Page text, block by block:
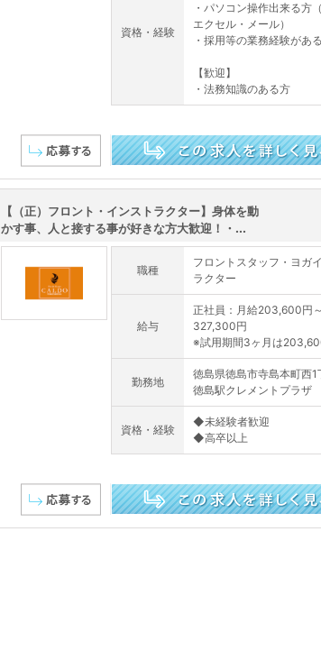
資格・経験
・パソコン操作出来る方
エクセル・メール）
・採用等の業務経験があ
【歓迎】
・法務知識のある方
【（正）フロント・インストラクター】身体を動
かす事、人と接する事が好きな方大歓迎！・...
職種
フロントスタッフ・ヨガ
ラクター
給与
正社員：月給203,600円～
327,300円
※試用期間3ヶ月は
勤務地
徳島県徳島市寺島本町西
徳島駅クレメントプラザ
資格・経験
◆未経験者歓迎
◆高卒以上